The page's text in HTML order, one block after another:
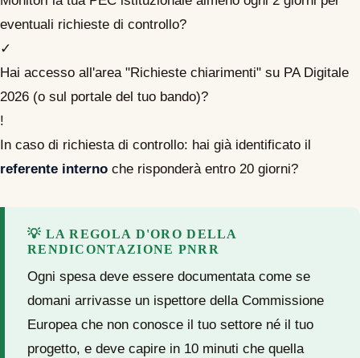
eventuali richieste di controllo?
✓
Hai accesso all'area "Richieste chiarimenti" su PA Digitale
2026 (o sul portale del tuo bando)?
!
In caso di richiesta di controllo: hai già identificato il
referente interno che risponderà entro 20 giorni?
💡 LA REGOLA D'ORO DELLA
RENDICONTAZIONE PNRR
Ogni spesa deve essere documentata come se
domani arrivasse un ispettore della Commissione
Europea che non conosce il tuo settore né il tuo
progetto, e deve capire in 10 minuti che quella